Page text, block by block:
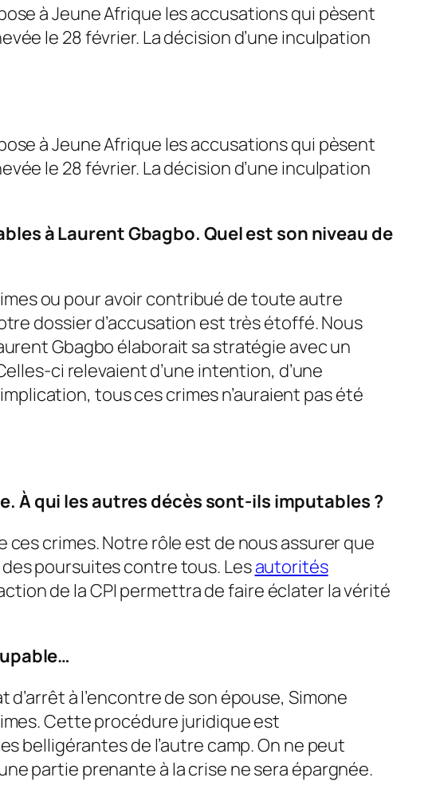
à Jeune Afrique les accusations qui pèsent
le 28 février. La décision d’une inculpation
à Jeune Afrique les accusations qui pèsent
le 28 février. La décision d’une inculpation
à Laurent Gbagbo. Quel est son niveau de
ou pour avoir contribué de toute autre
dossier d’accusation est très étoffé. Nous
Gbagbo élaborait sa stratégie avec un
ci relevaient d’une intention, d’une
tous ces crimes n’auraient pas été
À qui les autres décès sont-ils imputables ?
crimes. Notre rôle est de nous assurer que
poursuites contre tous. Lesautorités
de la CPI permettra de faire éclater la vérité
à l’encontre de son épouse, Simone
Cette procédure juridique est
belligérantes de l’autre camp. On ne peut
partie prenante à la crise ne sera épargnée.